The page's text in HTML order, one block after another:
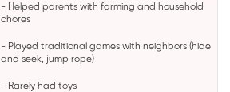
- Helped parents with farming and household
chores
- Played traditional games with neighbors (hide
and seek, jump rope)
- Rarely had toys